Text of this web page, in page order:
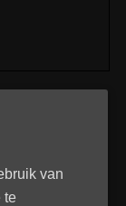
van
te